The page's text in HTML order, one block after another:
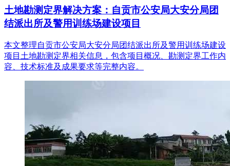
土地勘测定界解决方案：自贡市公安局大安分局团
结派出所及警用训练场建设项目
本文整理自贡市公安局大安分局团结派出所及警用训练场建设
项目土地勘测定界相关信息，包含项目概况、勘测定界工作内
容、技术标准及成果要求等完整内容。